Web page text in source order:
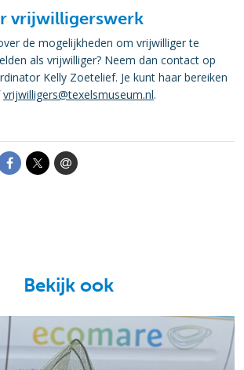
vrijwilligerswerk
de mogelijkheden om vrijwilliger te
als vrijwilliger? Neem dan contact op
Kelly Zoetelief. Je kunt haar bereiken
vrijwilligers@texelsmuseum.nl.
Bekijk ook